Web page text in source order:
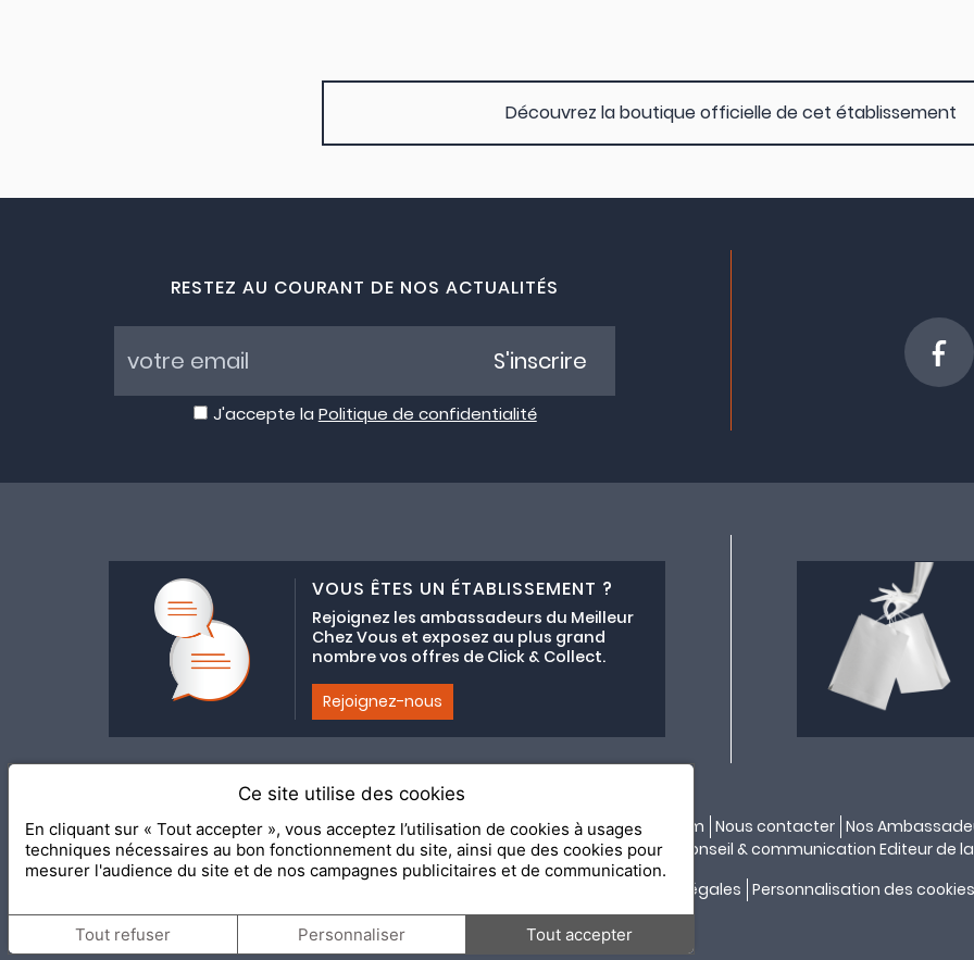
Découvrez la boutique officielle de cet établissement
RESTEZ AU COURANT DE NOS ACTUALITÉS
J'accepte la Politique de confidentialité
S'inscrire
VOUS ÊTES UN ÉTABLISSEMENT ?
Rejoignez les ambassadeurs du Meilleur
Chez Vous et exposez au plus grand
nombre vos offres de Click & Collect.
Rejoignez-nous
Adhésion au collectif lemeilleurchezvous.com Nous contacter Nos
2020 Le Meilleur Chez Vous, édité parAPI & YOU| Agence conseil & communication Editeur de
Mentions légales Personnalisation des cookies
Ce site utilise des cookies
En cliquant sur « Tout accepter », vous acceptez l’utilisation de cookies à usages
techniques nécessaires au bon fonctionnement du site, ainsi que des cookies pour
mesurer l'audience du site et de nos campagnes publicitaires et de communication.
Tout refuser Personnaliser Tout accepter